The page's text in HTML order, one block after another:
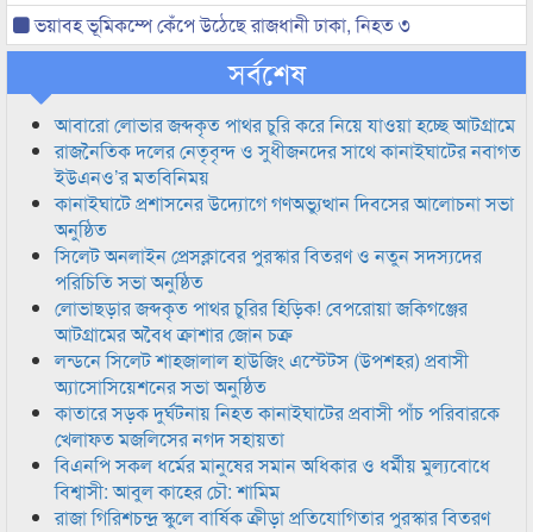
ভয়াবহ ভূমিকম্পে কেঁপে উঠেছে রাজধানী ঢাকা, নিহত ৩
সর্বশেষ
আবারো লোভার জব্দকৃত পাথর চুরি করে নিয়ে যাওয়া হচ্ছে আটগ্রামে
রাজনৈতিক দলের নেতৃবৃন্দ ও সুধীজনদের সাথে কানাইঘাটের নবাগত
ইউএনও’র মতবিনিময়
কানাইঘাটে প্রশাসনের উদ্যোগে গণঅভ্যুত্থান দিবসের আলোচনা সভা
অনুষ্ঠিত
সিলেট অনলাইন প্রেসক্লাবের পুরস্কার বিতরণ ও নতুন সদস্যদের
পরিচিতি সভা অনুষ্ঠিত
লোভাছড়ার জব্দকৃত পাথর চুরির হিড়িক! বেপরোয়া জকিগঞ্জের
আটগ্রামের অবৈধ ক্রাশার জোন চক্র
লন্ডনে সিলেট শাহজালাল হাউজিং এস্টেটস (উপশহর) প্রবাসী
অ্যাসোসিয়েশনের সভা অনুষ্ঠিত
কাতারে সড়ক দুর্ঘটনায় নিহত কানাইঘাটের প্রবাসী পাঁচ পরিবারকে
খেলাফত মজলিসের নগদ সহায়তা
বিএনপি সকল ধর্মের মানুষের সমান অধিকার ও ধর্মীয় মুল্যবোধে
বিশ্বাসী: আবুল কাহের চৌ: শামিম
রাজা গিরিশচন্দ্র স্কুলে বার্ষিক ক্রীড়া প্রতিযোগিতার পুরস্কার বিতরণ